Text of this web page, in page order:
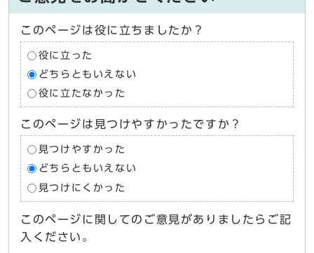
このページは役に立ちましたか？
役に立った
どちらともいえない
役に立たなかった
このページは見つけやすかったですか？
見つけやすかった
どちらともいえない
見つけにくかった
このページに関してのご意見がありましたらご記
入ください。